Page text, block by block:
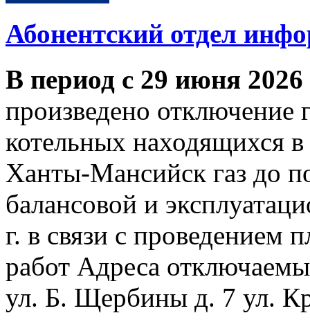
Абонентский отдел
В период с 29 июня
произведено отключение
котельных находящихся
Ханты-Мансийск газ до
балансовой и
г. в связи с проведением
работ Адреса
ул. Б. Щербины д. 7 ул.